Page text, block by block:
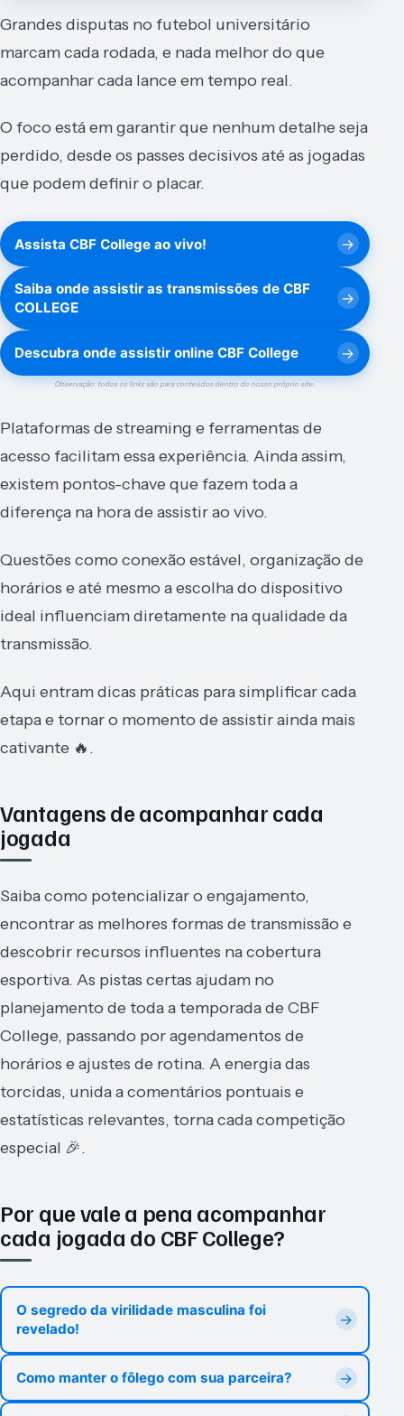
Grandes disputas no futebol universitário
marcam cada rodada, e nada melhor do que
acompanhar cada lance em tempo real.
O foco está em garantir que nenhum detalhe seja
perdido, desde os passes decisivos até as jogadas
que podem definir o placar.
Assista CBF College ao vivo!
Saiba onde assistir as transmissões de CBF
COLLEGE
Descubra onde assistir online CBF College
Observação: todos os links são para conteúdos dentro do nosso próprio site.
Plataformas de streaming e ferramentas de
acesso facilitam essa experiência. Ainda assim,
existem pontos-chave que fazem toda a
diferença na hora de assistir ao vivo.
Questões como conexão estável, organização de
horários e até mesmo a escolha do dispositivo
ideal influenciam diretamente na qualidade da
transmissão.
Aqui entram dicas práticas para simplificar cada
etapa e tornar o momento de assistir ainda mais
cativante 🔥.
Vantagens de acompanhar cada
jogada
Saiba como potencializar o engajamento,
encontrar as melhores formas de transmissão e
descobrir recursos influentes na cobertura
esportiva. As pistas certas ajudam no
planejamento de toda a temporada de CBF
College, passando por agendamentos de
horários e ajustes de rotina. A energia das
torcidas, unida a comentários pontuais e
estatísticas relevantes, torna cada competição
especial 🎉.
Por que vale a pena acompanhar
cada jogada do CBF College?
O segredo da virilidade masculina foi
revelado!
Como manter o fôlego com sua parceira?